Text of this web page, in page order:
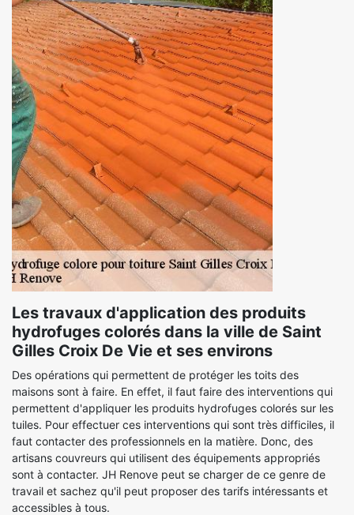
Les travaux d'application des produits
hydrofuges colorés dans la ville de Saint
Gilles Croix De Vie et ses environs
Des opérations qui permettent de protéger les toits des
maisons sont à faire. En effet, il faut faire des interventions qui
permettent d'appliquer les produits hydrofuges colorés sur les
tuiles. Pour effectuer ces interventions qui sont très difficiles, il
faut contacter des professionnels en la matière. Donc, des
artisans couvreurs qui utilisent des équipements appropriés
sont à contacter. JH Renove peut se charger de ce genre de
travail et sachez qu'il peut proposer des tarifs intéressants et
accessibles à tous.